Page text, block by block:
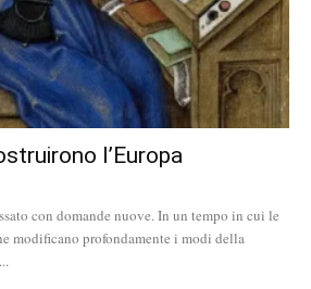
l’Europa
con domande nuove. In un tempo in cui le
modificano profondamente i modi della